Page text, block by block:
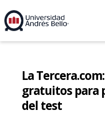
La
gratuitos para
del test